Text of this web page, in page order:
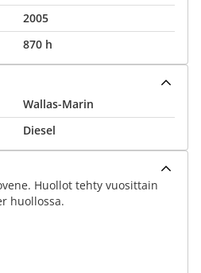
2005
870 h
Wallas-Marin
Diesel
Huollot tehty vuosittain
huollossa.